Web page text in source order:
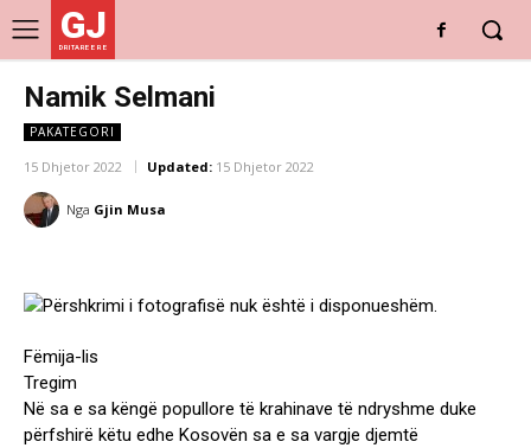
GJ
DRITARE E RE
Namik Selmani
PAKATEGORI
15 Dhjetor 2022 Updated: 15 Dhjetor 2022
Nga Gjin Musa
Fëmija-lis
Tregim
Në sa e sa këngë popullore të krahinave të ndryshme duke
përfshirë këtu edhe Kosovën sa e sa vargje djemtë